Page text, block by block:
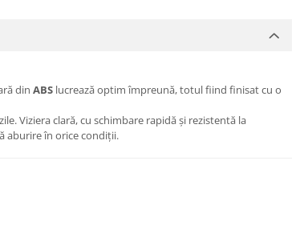
din ABS lucrează optim împreună, totul fiind finisat cu o
Viziera clară, cu schimbare rapidă și rezistentă la
aburire în orice condiții.